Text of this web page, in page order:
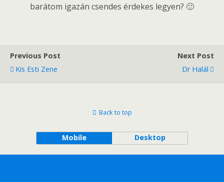
barátom igazán csendes érdekes legyen? 🙂
Previous Post
Kis Esti Zene
Next Post
Dr Halál
Back to top
Mobile Desktop